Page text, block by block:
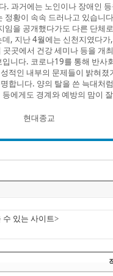
. 과거에는 노인이나 장애인
황이 속속 드러나고 있습니
을 공개했다가도 다른 단체
, 지난 4월에는 신천지였다
곳에서 건강 세미나 등을 개
니다. 코로나19를 통해 반사
적인 내부의 문제들이 밝혀
합니다. 양의 탈을 쓴 늑대처
에게도 경계와 예방의 맘이
현대종교
수 있는 사이트>